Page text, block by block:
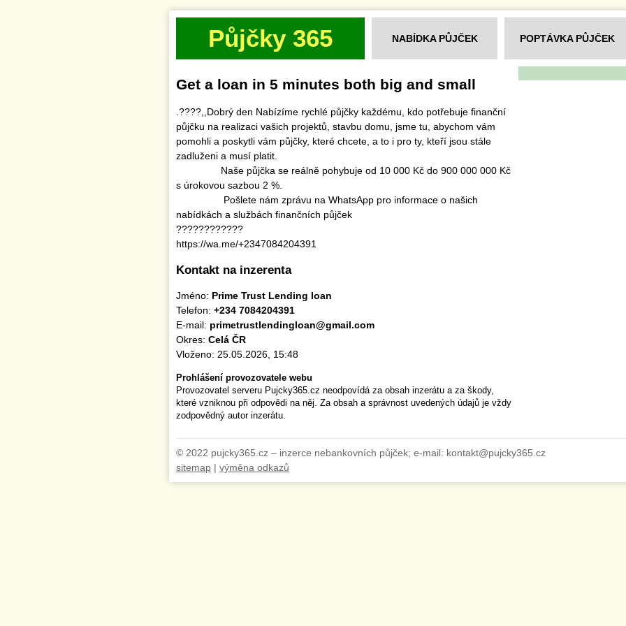
Půjčky 365 NABÍDKA PŮJČEK POPTÁVKA PŮJČEK
Get a loan in 5 minutes both big and small
.????,,Dobrý den Nabízíme rychlé půjčky každému, kdo potřebuje finanční
půjčku na realizaci vašich projektů, stavbu domu, jsme tu, abychom vám
pomohli a poskytli vám půjčky, které chcete, a to i pro ty, kteří jsou stále
zadluženi a musí platit.
‎ Naše půjčka se reálně pohybuje od 10 000 Kč do 900 000 000 Kč
s úrokovou sazbou 2 %.
‎ Pošlete nám zprávu na WhatsApp pro informace o našich
nabídkách a službách finančních půjček
‎????????????
‎https://wa.me/+2347084204391
Kontakt na inzerenta
Jméno: Prime Trust Lending loan
Telefon: +234 7084204391
E-mail: primetrustlendingloan@gmail.com
Okres: Celá ČR
Vloženo: 25.05.2026, 15:48
Prohlášení provozovatele webu
Provozovatel serveru Pujcky365.cz neodpovídá za obsah inzerátu a za škody,
které vzniknou při odpovědi na něj. Za obsah a správnost uvedených údajů je vždy
zodpovědný autor inzerátu.
© 2022 pujcky365.cz – inzerce nebankovních půjček; e-mail: kontakt@pujcky365.cz
sitemap | výměna odkazů